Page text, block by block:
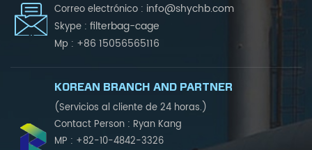
Correo electrónico : info@shychb.com
Skype : filterbag-cage
Mp : +86 15056565116
KOREAN BRANCH AND PARTNER
(Servicios al cliente de 24 horas.)
Contact Person : Ryan Kang
MP : +82-10-4842-3326